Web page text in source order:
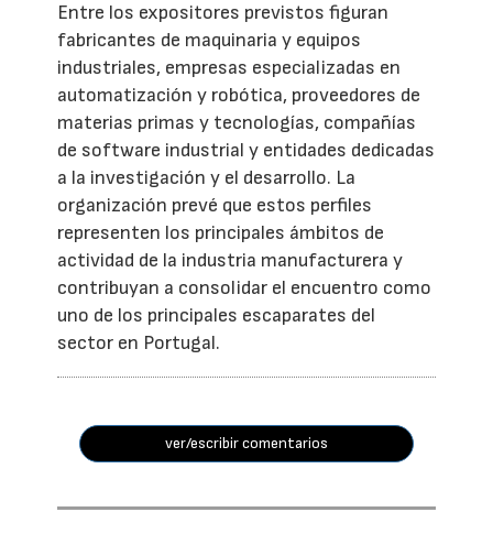
Entre los expositores previstos figuran
fabricantes de maquinaria y equipos
industriales, empresas especializadas en
automatización y robótica, proveedores de
materias primas y tecnologías, compañías
de software industrial y entidades dedicadas
a la investigación y el desarrollo. La
organización prevé que estos perfiles
representen los principales ámbitos de
actividad de la industria manufacturera y
contribuyan a consolidar el encuentro como
uno de los principales escaparates del
sector en Portugal.
ver/escribir comentarios